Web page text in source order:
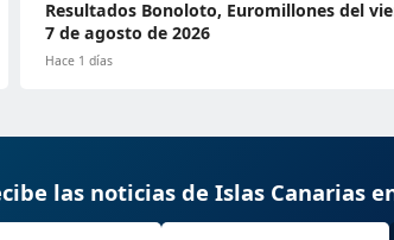
Resultados Bonoloto, Euromillones del
7 de agosto de 2026
Hace 1 días
las noticias de Islas Canarias